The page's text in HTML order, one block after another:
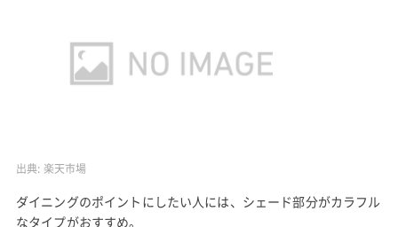
出典: 楽天市場
ダイニングのポイントにしたい人には、シェード部分がカラフル
なタイプがおすすめ。